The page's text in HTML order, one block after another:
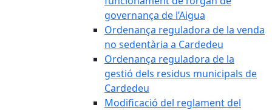
governança de l’Aigua
Ordenança reguladora de la venda
no sedentària a Cardedeu
Ordenança reguladora de la
gestió dels residus municipals de
Cardedeu
Modificació del reglament del